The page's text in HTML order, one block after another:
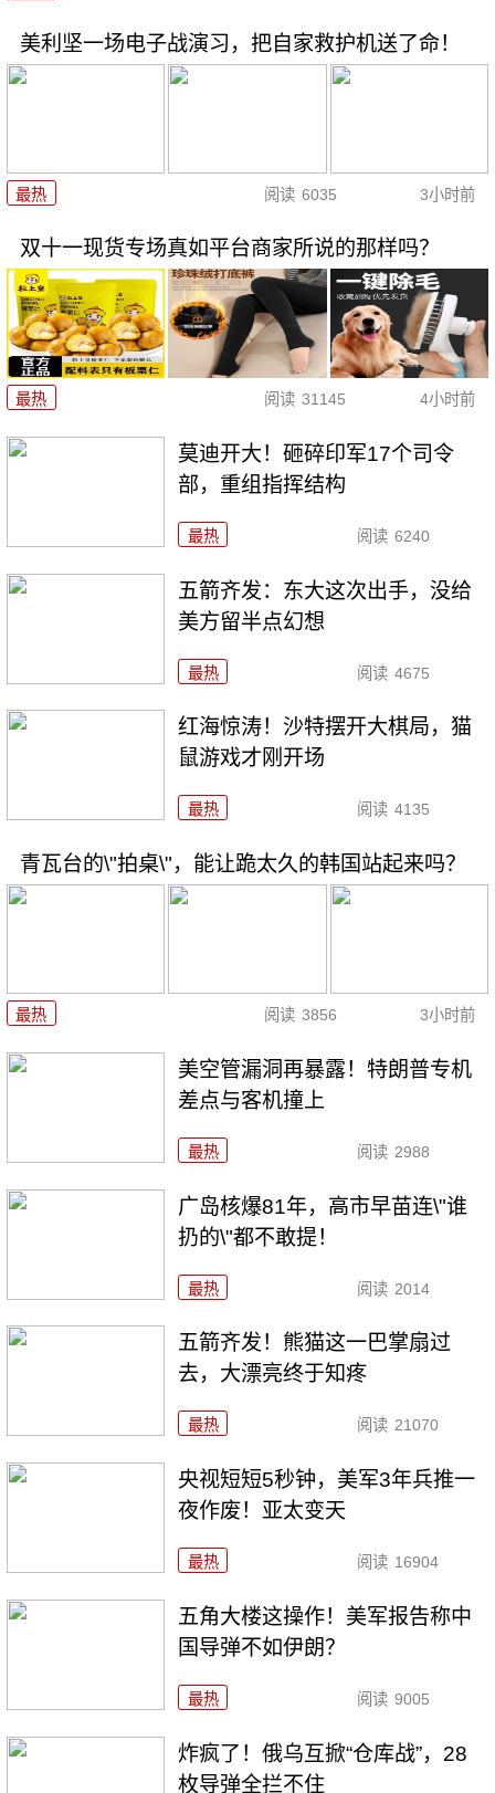
美利坚一场电子战演习，把自家救护机送了命！
最热 阅读 6035 3小时前
双十一现货专场真如平台商家所说的那样吗？
最热 阅读 31145 4小时前
莫迪开大！砸碎印军17个司令
部，重组指挥结构
最热 阅读 6240
五箭齐发：东大这次出手，没给
美方留半点幻想
最热 阅读 4675
红海惊涛！沙特摆开大棋局，猫
鼠游戏才刚开场
最热 阅读 4135
青瓦台的\"拍桌\"，能让跪太久的韩国站起来吗？
最热 阅读 3856 3小时前
美空管漏洞再暴露！特朗普专机
差点与客机撞上
最热 阅读 2988
广岛核爆81年，高市早苗连\"谁
扔的\"都不敢提！
最热 阅读 2014
五箭齐发！熊猫这一巴掌扇过
去，大漂亮终于知疼
最热 阅读 21070
央视短短5秒钟，美军3年兵推一
夜作废！亚太变天
最热 阅读 16904
五角大楼这操作！美军报告称中
国导弹不如伊朗？
最热 阅读 9005
炸疯了！俄乌互掀“仓库战”，28
枚导弹全拦不住